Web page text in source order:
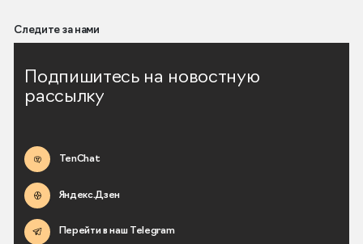
Следите за нами
Подпишитесь на новостную
рассылку
TenChat
Яндекс.Дзен
Перейти в наш Telegram